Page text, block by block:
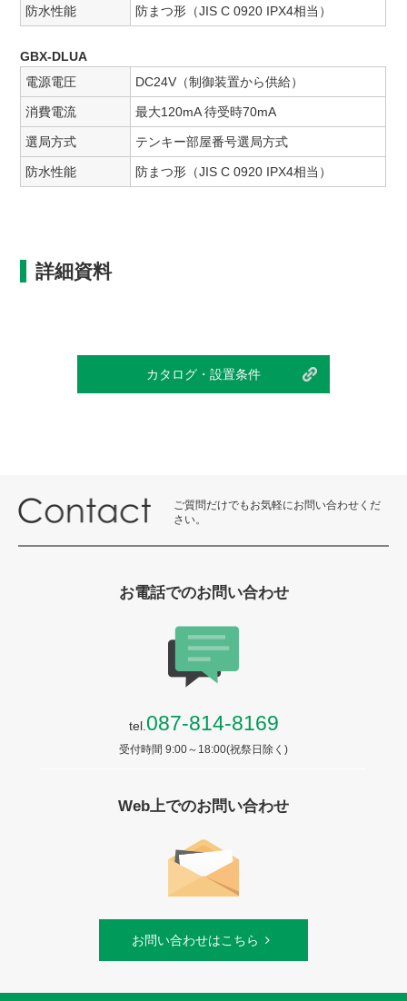
防水性能 防まつ形（JIS C 0920 IPX4相当）
GBX-DLUA
電源電圧
DC24V（制御装置から供給）
消費電流 最大120mA 待受時70mA
選局方式 テンキー部屋番号選局方式
防水性能 防まつ形（JIS C 0920 IPX4相当）
詳細資料
カタログ・設置条件
ご質問だけでもお気軽にお問い合わせくだ
さい。
お電話でのお問い合わせ
tel.087-814-8169
受付時間 9:00～18:00(祝祭日除く)
Web上でのお問い合わせ
お問い合わせはこちら